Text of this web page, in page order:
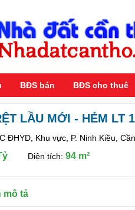
BĐS bán BĐS cho thuê
LẦU MỚI - HẺM LT
ĐHYD, Khu vực, P. Ninh Kiều,
Diện tích: 94 m²
mô tả